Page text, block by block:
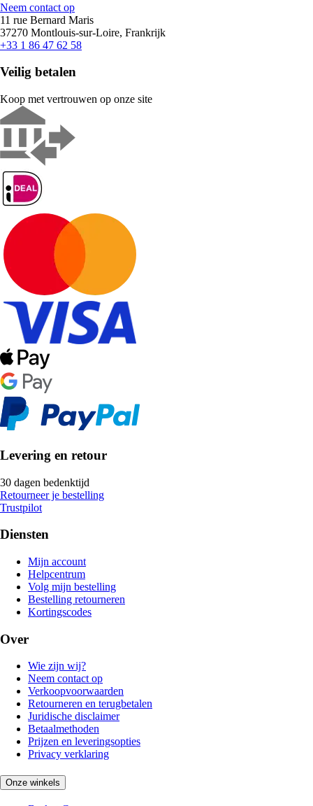
Neem contact op
11 rue Bernard Maris
37270 Montlouis-sur-Loire, Frankrijk
+33 1 86 47 62 58
Veilig betalen
Koop met vertrouwen op onze site
Levering en retour
30 dagen bedenktijd
Retourneer je bestelling
Trustpilot
Diensten
Mijn account
Helpcentrum
Volg mijn bestelling
Bestelling retourneren
Kortingscodes
Over
Wie zijn wij?
Neem contact op
Verkoopvoorwaarden
Retourneren en terugbetalen
Juridische disclaimer
Betaalmethoden
Prijzen en leveringsopties
Privacy verklaring
Onze winkels